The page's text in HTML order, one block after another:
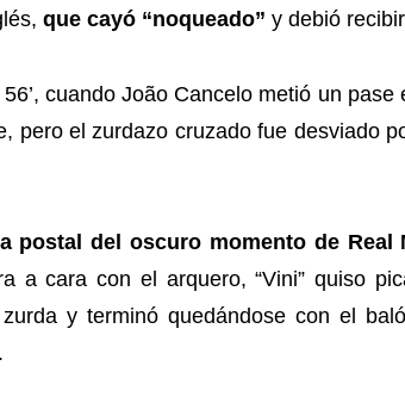
que cayó “noqueado” y debió
cuando João Cancelo metió un
pero el zurdazo cruzado fue desviado
postal del oscuro momento de Real
a cara con el arquero, “Vini” quiso
y terminó quedándose con el